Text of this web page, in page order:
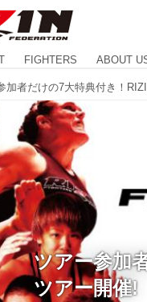
FIGHTERS ABOUT
ツアー参加
ツアー開催!